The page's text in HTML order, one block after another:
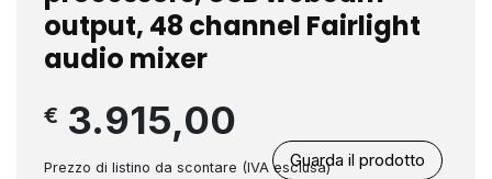
output, 48 channel Fairlight
audio mixer
€ 3.915,00
Prezzo di listino da scontare (IVA esclusa)Guarda il prodotto